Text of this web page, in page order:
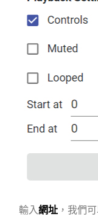
輸入網址 ，我們